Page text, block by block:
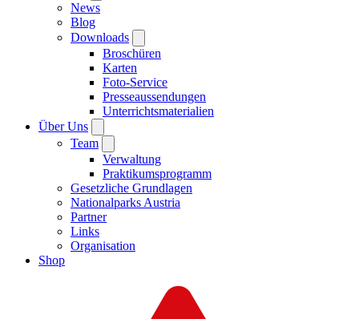
News
Blog
Downloads
Broschüren
Karten
Foto-Service
Presseaussendungen
Unterrichtsmaterialien
Über Uns
Team
Verwaltung
Praktikumsprogramm
Gesetzliche Grundlagen
Nationalparks Austria
Partner
Links
Organisation
Shop